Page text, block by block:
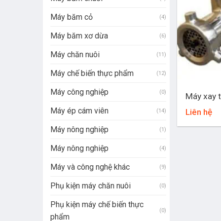
Máy băm cỏ (4)
Máy băm xơ dừa (6)
Máy chăn nuôi (11)
Máy chế biến thực phẩm (12)
Máy công nghiệp (0)
Máy ép cám viên (14)
Máy nông nghiệp (1)
Máy nông nghiệp (4)
Máy và công nghệ khác (9)
Phụ kiện máy chăn nuôi (0)
Phụ kiện máy chế biến thực
phẩm
(0)
Máy xay
Liên hệ